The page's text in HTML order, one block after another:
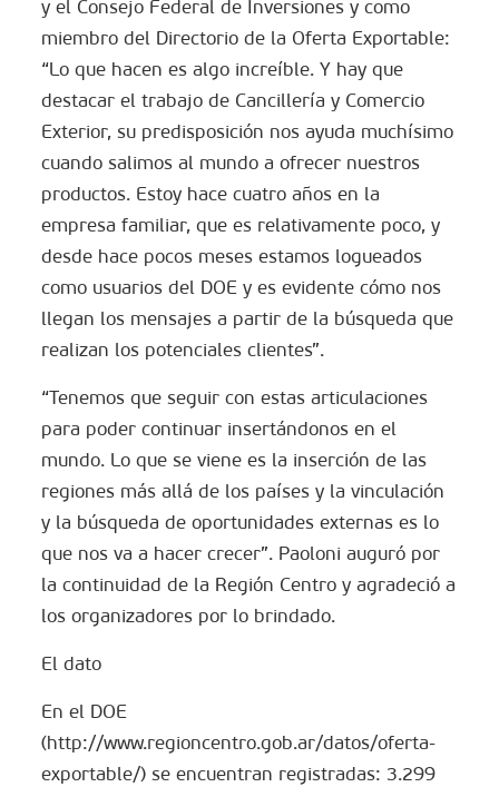
y el Consejo Federal de Inversiones y como
miembro del Directorio de la Oferta Exportable:
“Lo que hacen es algo increíble. Y hay que
destacar el trabajo de Cancillería y Comercio
Exterior, su predisposición nos ayuda muchísimo
cuando salimos al mundo a ofrecer nuestros
productos. Estoy hace cuatro años en la
empresa familiar, que es relativamente poco, y
desde hace pocos meses estamos logueados
como usuarios del DOE y es evidente cómo nos
llegan los mensajes a partir de la búsqueda que
realizan los potenciales clientes”.
“Tenemos que seguir con estas articulaciones
para poder continuar insertándonos en el
mundo. Lo que se viene es la inserción de las
regiones más allá de los países y la vinculación
y la búsqueda de oportunidades externas es lo
que nos va a hacer crecer”. Paoloni auguró por
la continuidad de la Región Centro y agradeció a
los organizadores por lo brindado.
El dato
En el DOE
(http://www.regioncentro.gob.ar/datos/oferta-
exportable/) se encuentran registradas: 3.299